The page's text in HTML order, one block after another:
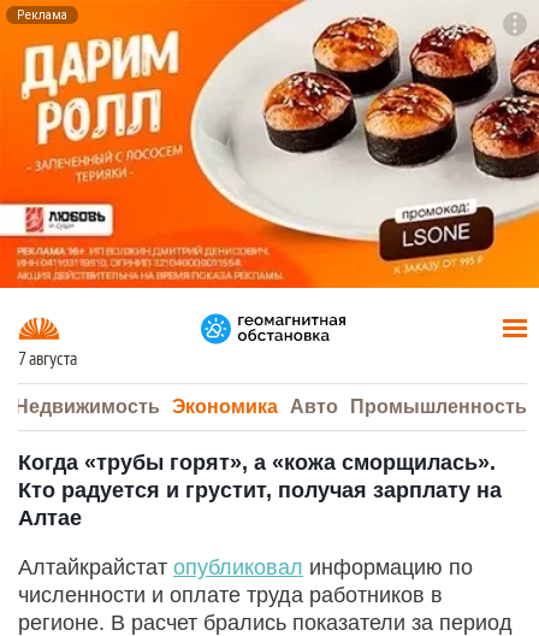
Реклама
7 августа
Недвижимость Экономика Авто Промышленность
Когда «трубы горят», а «кожа сморщилась».
Кто радуется и грустит, получая зарплату на
Алтае
Алтайкрайстат опубликовал информацию по
численности и оплате труда работников в
регионе. В расчет брались показатели за период